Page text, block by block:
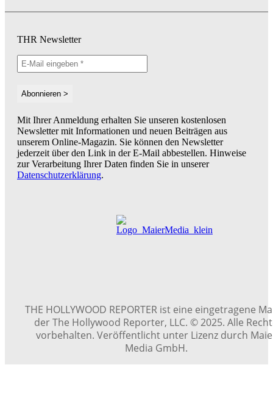
THR Newsletter
Mit Ihrer Anmeldung erhalten Sie unseren kostenlosen
Newsletter mit Informationen und neuen Beiträgen aus
unserem Online-Magazin. Sie können den Newsletter
jederzeit über den Link in der E-Mail abbestellen. Hinweise
zur Verarbeitung Ihrer Daten finden Sie in unserer
Datenschutzerklärung.
THE HOLLYWOOD REPORTER ist eine eingetragene
der The Hollywood Reporter, LLC. © 2025. Alle
vorbehalten. Veröffentlicht unter Lizenz durch
Media GmbH.